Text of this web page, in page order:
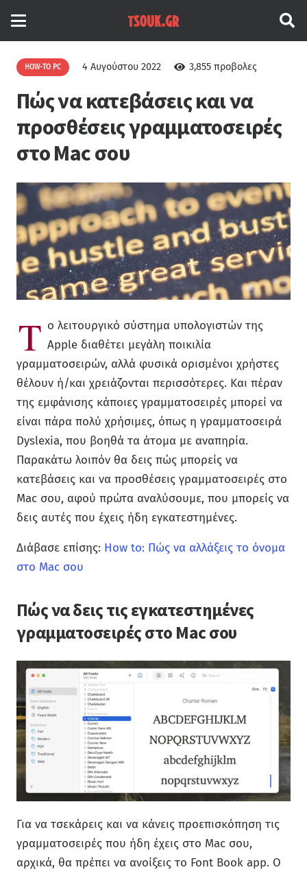
HOW-TO PC 4 Αυγούστου 2022 3,855 προβολες
Πώς να κατεβάσεις και να
προσθέσεις γραμματοσειρές
στο Mac σου
Τ ο λειτουργικό σύστημα υπολογιστών της
Apple διαθέτει μεγάλη ποικιλία
γραμματοσειρών, αλλά φυσικά ορισμένοι χρήστες
θέλουν ή/και χρειάζονται περισσότερες. Και πέραν
της εμφάνισης κάποιες γραμματοσειρές μπορεί να
είναι πάρα πολύ χρήσιμες, όπως η γραμματοσειρά
Dyslexia, που βοηθά τα άτομα με αναπηρία.
Παρακάτω λοιπόν θα δεις πώς μπορείς να
κατεβάσεις και να προσθέσεις γραμματοσειρές στο
Mac σου, αφού πρώτα αναλύσουμε, που μπορείς να
δεις αυτές που έχεις ήδη εγκατεστημένες.
Διάβασε επίσης: How to: Πώς να αλλάξεις το όνομα
στο Mac σου
Πώς να δεις τις εγκατεστημένες
γραμματοσειρές στο Mac σου
Για να τσεκάρεις και να κάνεις προεπισκόπηση τις
γραμματοσειρές που ήδη έχεις στο Mac σου,
αρχικά, θα πρέπει να ανοίξεις το Font Book app. Ο